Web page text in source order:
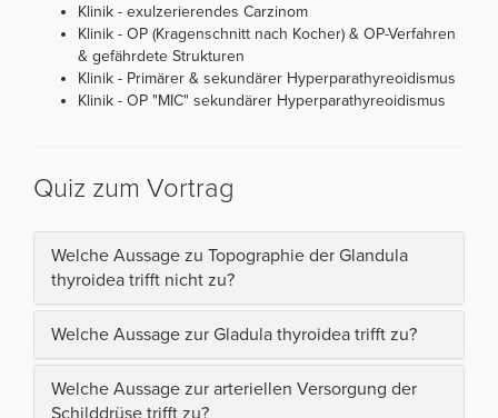
Klinik - exulzerierendes Carzinom
Klinik - OP (Kragenschnitt nach Kocher) & OP-Verfahren
& gefährdete Strukturen
Klinik - Primärer & sekundärer Hyperparathyreoidismus
Klinik - OP "MIC" sekundärer Hyperparathyreoidismus
Quiz zum Vortrag
Welche Aussage zu Topographie der Glandula
thyroidea trifft nicht zu?
Welche Aussage zur Gladula thyroidea trifft zu?
Welche Aussage zur arteriellen Versorgung der
Schilddrüse trifft zu?